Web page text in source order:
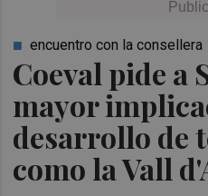
Coeval pide a
mayor
desarrollo de
como la Vall
encuentro con la consellera